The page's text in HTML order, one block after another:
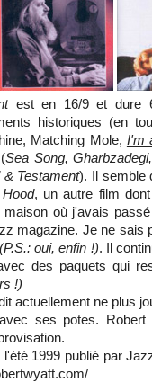
est en 16/9 et dure
historiques (en
Matching Mole, I'm
Sea Song,Gharbzadegi
& Testament). Il semble
, un autre film
où j'avais
magazine. Je ne sais
(P.S.: oui, enfin !). Il
des paquets qui
!)
actuellement ne plus
ses potes. Robert
l'été 1999 publié par